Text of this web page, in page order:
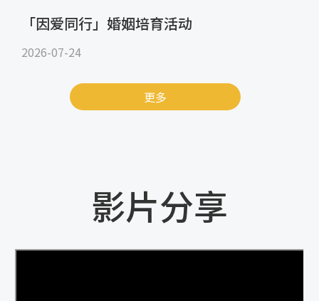
「因爱同行」婚姻培育活动
2026-07-24
更多
影片分享